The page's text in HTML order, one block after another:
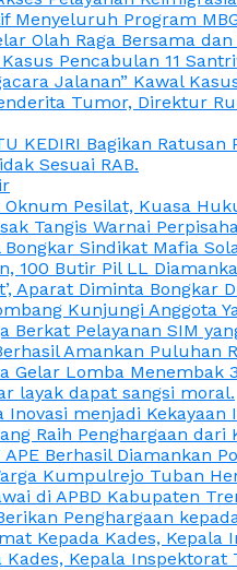
Menyeluruh Program
Olah Raga Bersama dan
Pencabulan 11
Jalanan” Kawal
Tumor, Direktur
KEDIRI Bagikan Ratusan
Sesuai RAB.
Pesilat, Kuasa
Tangis Warnai
Sindikat Mafia
100 Butir Pil LL
Aparat Diminta
Kunjungi Anggota
Berkat Pelayanan SIM
Amankan Puluhan
Gelar Lomba Menembak
layak dapat sangsi moral.
Inovasi menjadi
Raih Penghargaan dari
Berhasil Diamankan
Kumpulrejo Tuban
di APBD Kabupaten
Penghargaan
Kepada Kades,
Kepala